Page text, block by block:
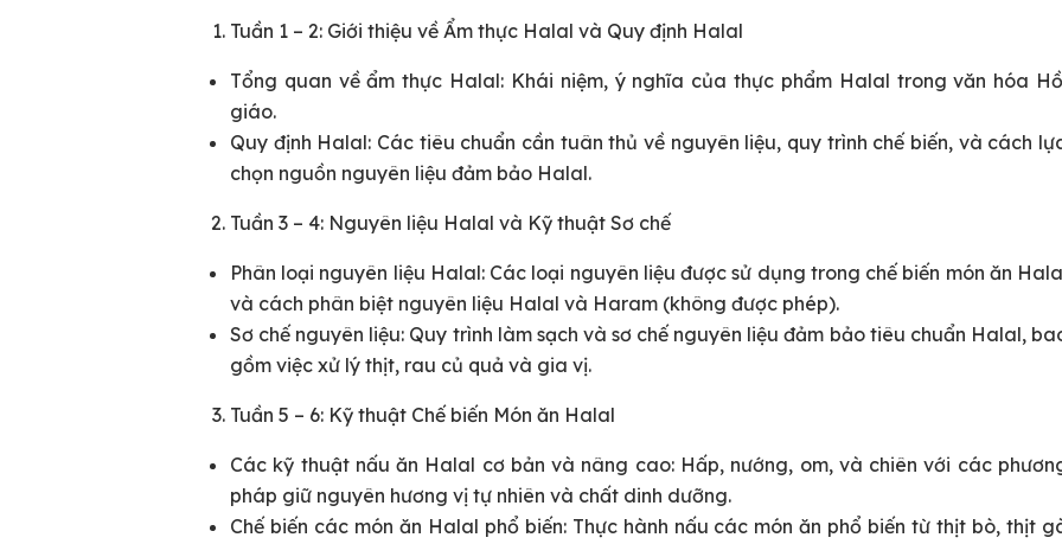
Tuần 1 – 2: Giới thiệu về Ẩm thực Halal và Quy định Halal
Tổng quan về ẩm thực Halal: Khái niệm, ý nghĩa của thực phẩm Halal trong văn hóa
giáo.
Quy định Halal: Các tiêu chuẩn cần tuân thủ về nguyên liệu, quy trình chế biến, và cách
chọn nguồn nguyên liệu đảm bảo Halal.
Tuần 3 – 4: Nguyên liệu Halal và Kỹ thuật Sơ chế
Phân loại nguyên liệu Halal: Các loại nguyên liệu được sử dụng trong chế biến món ăn
và cách phân biệt nguyên liệu Halal và Haram (không được phép).
Sơ chế nguyên liệu: Quy trình làm sạch và sơ chế nguyên liệu đảm bảo tiêu chuẩn Halal,
gồm việc xử lý thịt, rau củ quả và gia vị.
Tuần 5 – 6: Kỹ thuật Chế biến Món ăn Halal
Các kỹ thuật nấu ăn Halal cơ bản và nâng cao: Hấp, nướng, om, và chiên với các
pháp giữ nguyên hương vị tự nhiên và chất dinh dưỡng.
Chế biến các món ăn Halal phổ biến: Thực hành nấu các món ăn phổ biến từ thịt bò, thịt